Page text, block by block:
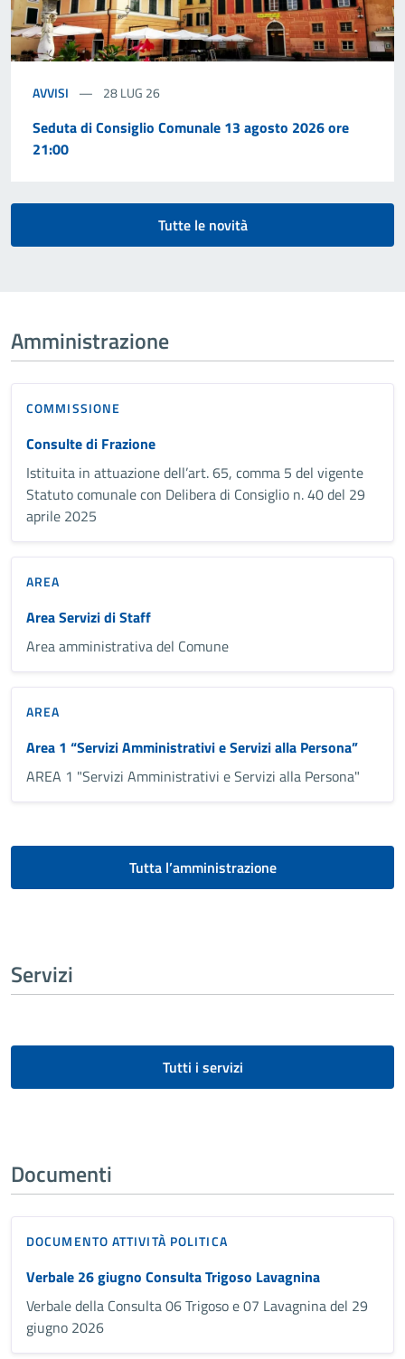
AVVISI 28 LUG 26
Seduta di Consiglio Comunale 13 agosto 2026 ore
21:00
Tutte le novità
Amministrazione
COMMISSIONE
Consulte di Frazione
Istituita in attuazione dell’art. 65, comma 5 del vigente
Statuto comunale con Delibera di Consiglio n. 40 del 29
aprile 2025
AREA
Area Servizi di Staff
Area amministrativa del Comune
AREA
Area 1 “Servizi Amministrativi e Servizi alla Persona”
AREA 1 "Servizi Amministrativi e Servizi alla Persona"
Tutta l’amministrazione
Servizi
Tutti i servizi
Documenti
DOCUMENTO ATTIVITÀ POLITICA
Verbale 26 giugno Consulta Trigoso Lavagnina
Verbale della Consulta 06 Trigoso e 07 Lavagnina del 29
giugno 2026